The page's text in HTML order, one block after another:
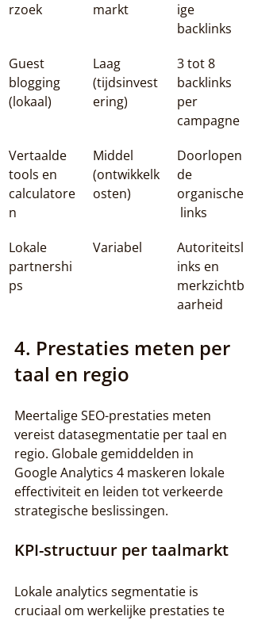
rzoek
markt
ige
backlinks
Guest
blogging
(lokaal)
Laag
(tijdsinvest
ering)
3 tot 8
backlinks
per
campagne
Vertaalde
tools en
calculatore
n
Middel
(ontwikkelk
osten)
Doorlopen
de
organische
links
Lokale
partnershi
ps
Variabel
Autoriteitsl
inks en
merkzichtb
aarheid
4. Prestaties meten per
taal en regio
Meertalige SEO-prestaties meten
vereist datasegmentatie per taal en
regio. Globale gemiddelden in
Google Analytics 4 maskeren lokale
effectiviteit en leiden tot verkeerde
strategische beslissingen.
KPI-structuur per taalmarkt
Lokale analytics segmentatie is
cruciaal om werkelijke prestaties te